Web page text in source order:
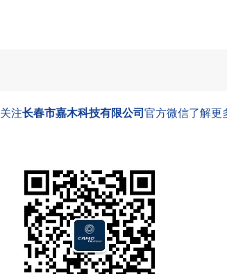
关注长春市嘉木科技有限公司官方微信了解更